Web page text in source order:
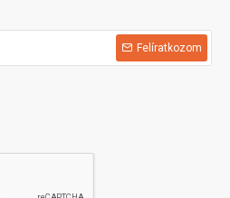
Felíratkozom